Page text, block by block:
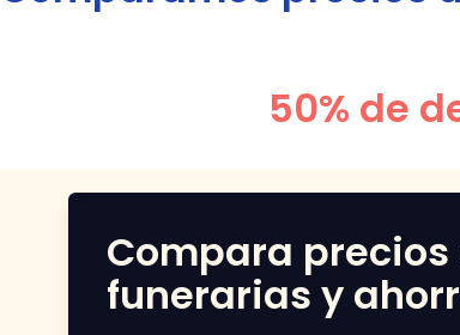
50% de
Compara precios
funerarias y